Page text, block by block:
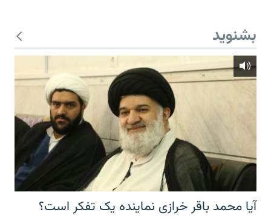
بشنوید
آیا محمد باقر خرازی نماینده یک تفکر است؟